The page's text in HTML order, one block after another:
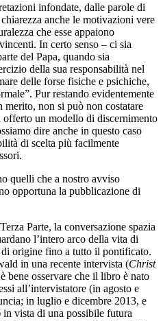
infondate, dalle parole di
anche le motivazioni vere
che esse appaiono
In certo senso – ci sia
del Papa, quando sia
della sua responsabilità nel
delle forse fisiche e psichiche,
Pur restando evidentemente
non si può non costatare
offerto un modello di discernimento
dire anche in questo caso
di scelta più facilmente
quelli che a nostro avviso
opportuna la pubblicazione di
Parte, la conversazione spazia
l’intero arco della vita di
origine fino a tutto il pontificato.
in una recente intervista (Christ
bene osservare che il libro è nato
all’intervistatore (in agosto e
in luglio e dicembre 2013, e
vista di una possibile futura